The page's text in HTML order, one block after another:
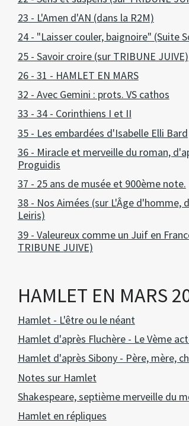
23 - L'Amen d'AN (dans la R2M)
24 - "Laisser couler, baignoire" (Suite
25 - Savoir croire (sur TRIBUNE JUIVE)
26 - 31 - HAMLET EN MARS
32 - Avec Gemini : prots. VS cathos
33 - 34 - Corinthiens I et II
35 - Les embardées d'Isabelle Elli Bard
36 - Miracle et merveille du roman,
Proguidis
37 - 25 ans de musée et 900ème note.
38 - Nos Aimées (sur L'Âge d'homme,
Leiris)
39 - Valeureux comme un Juif en
TRIBUNE JUIVE)
HAMLET EN MARS
Hamlet - L'être ou le néant
Hamlet d'après Fluchère - Le Vème
Hamlet d'après Sibony - Père, mère,
Notes sur Hamlet
Shakespeare, septième merveille du
Hamlet en répliques